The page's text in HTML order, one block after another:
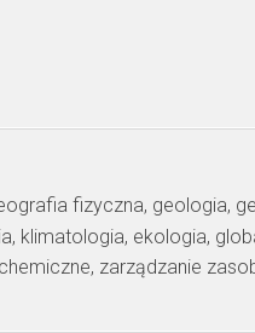
fizyczna, geologia,
klimatologia, ekologia,
zarządzanie